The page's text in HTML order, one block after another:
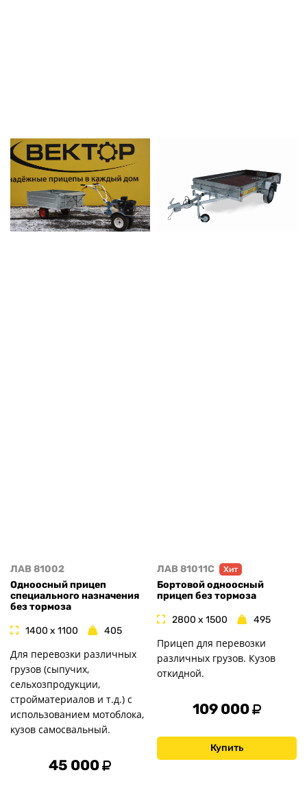
ЛАВ 81002
Одноосный прицеп
специального назначения
без тормоза
1400 x 1100 405
Для перевозки различных
грузов (сыпучих,
сельхозпродукции,
стройматериалов и т.д.) с
использованием мотоблока,
кузов самосвальный.
45 000
ЛАВ 81011C Хит
Бортовой одноосный
прицеп без тормоза
2800 x 1500 495
Прицеп для перевозки
различных грузов. Кузов
откидной.
109 000
Купить